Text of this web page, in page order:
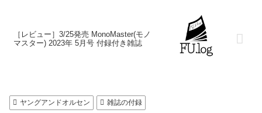
［レビュー］3/25発売 MonoMaster(モノ
マスター) 2023年 5月号 付録付き雑誌
ヤングアンドオルセン 雑誌の付録